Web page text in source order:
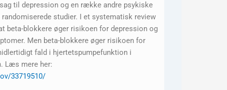
til depression og en række andre psykiske
studier. I et systematisk review
beta-blokkere øger risikoen for depression og
Men beta-blokkere øger risikoen for
fald i hjertetspumpefunktion i
Læs mere her:
33719510/